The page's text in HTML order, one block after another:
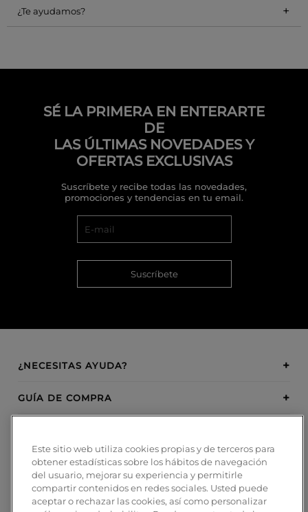
¿Te ayudamos? +
SÉ LA PRIMERA EN ENTERARTE
DE
LAS ÚLTIMAS NOVEDADES Y
OFERTAS EXCLUSIVAS
Suscríbete y recibe todas las novedades,
promociones y tendencias en tu email.
Suscríbete
¿NECESITAS AYUDA?
GUÍA DE COMPRA
INSPIRATION
MÉTODOS DE PAGO
Este sitio web utiliza cookies propias y de terceros para
obtener estadísticas sobre los hábitos de navegación
del usuario, mejorar su experiencia y permitirle
compartir contenidos en redes sociales. Usted puede
aceptar o rechazar las cookies, así como personalizar